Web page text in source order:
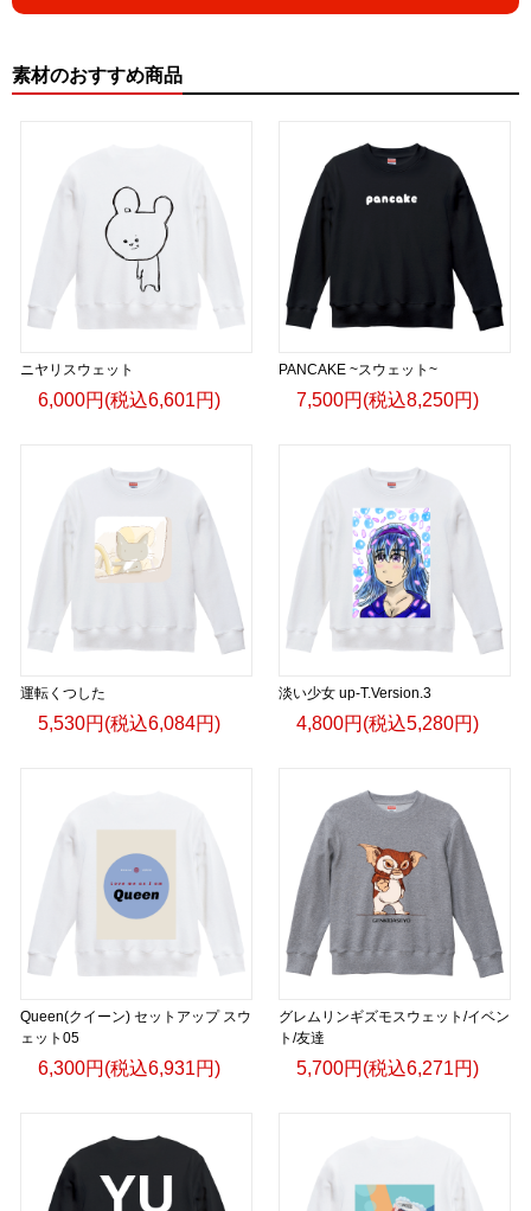
素材のおすすめ商品
ニヤリスウェット
6,000円(税込6,601円)
PANCAKE ~スウェット~
7,500円(税込8,250円)
運転くつした
5,530円(税込6,084円)
淡い少女 up-T.Version.3
4,800円(税込5,280円)
Queen(クイーン) セットアップ スウ
ェット05
6,300円(税込6,931円)
グレムリンギズモスウェット/イベン
ト/友達
5,700円(税込6,271円)